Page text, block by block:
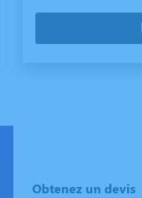
Obtenez un devis